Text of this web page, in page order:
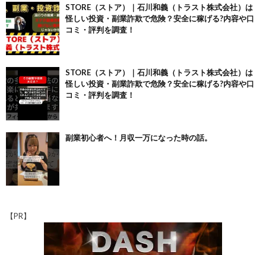
STORE（ストア）｜石川和義（トラスト株式会社）は
怪しい投資・副業詐欺で危険？安全に稼げる?内容や口
コミ・評判を調査！
STORE（ストア）｜石川和義（トラスト株式会社）は
怪しい投資・副業詐欺で危険？安全に稼げる?内容や口
コミ・評判を調査！
副業初心者へ！月収一万になった時の話。
【PR】